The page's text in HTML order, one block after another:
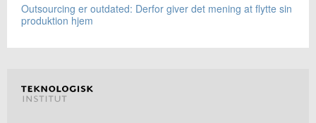
Outsourcing er outdated: Derfor giver det mening at flytte sin
produktion hjem